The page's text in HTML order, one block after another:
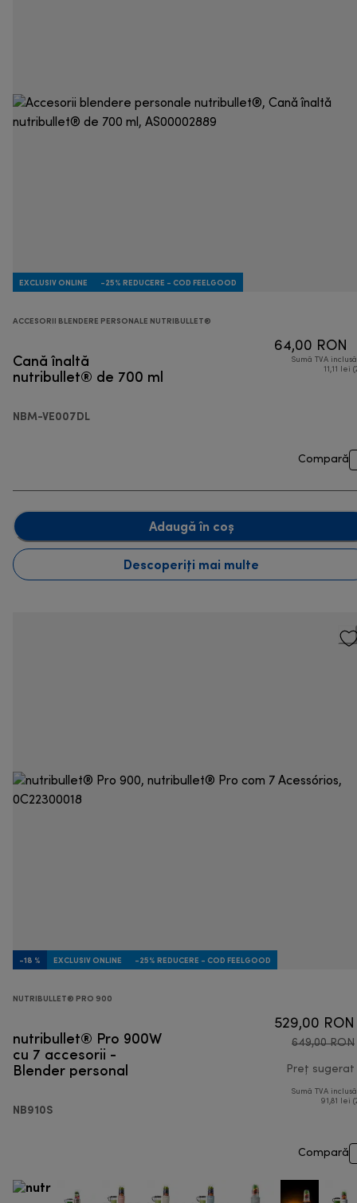
EXCLUSIV ONLINE -25% REDUCERE - COD FEELGOOD
ACCESORII BLENDERE PERSONALE NUTRIBULLET®
Cană înaltă
nutribullet® de 700 ml
NBM-VE007DL
64,00 RON
Sumă TVA
11,11 lei
Compară
Adaugă în coș
Descoperiți mai multe
-18 % EXCLUSIV ONLINE -25% REDUCERE - COD FEELGOOD
NUTRIBULLET® PRO 900
nutribullet® Pro 900W
cu 7 accesorii -
Blender personal
NB910S
529,00 RON
649,00 RON
Preț sugerat
Sumă TVA
91,81 lei
Compară